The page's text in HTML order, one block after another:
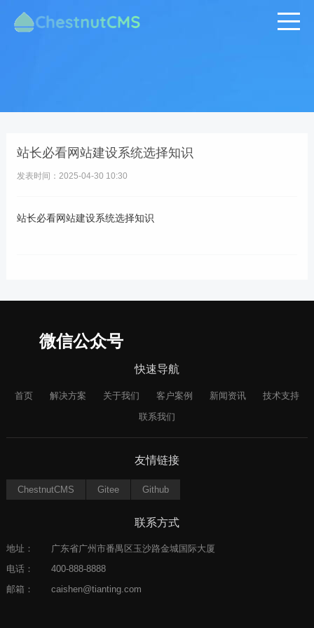
站长必看网站建设系统选择知识
发表时间：2025-04-30 10:30
站长必看网站建设系统选择知识
微信公众号
快速导航
首页 解决方案 关于我们 客户案例 新闻资讯
技术支持
联系我们
友情链接
ChestnutCMS Gitee Github
联系方式
地址：
广东省广州市番禺区玉沙路金城国际大厦
电话：
400-888-8888
邮箱：
caishen@tianting.com